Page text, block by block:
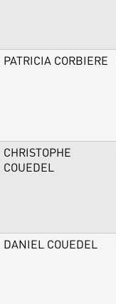
PATRICIA CORBIERE
CHRISTOPHE
COUEDEL
DANIEL COUEDEL